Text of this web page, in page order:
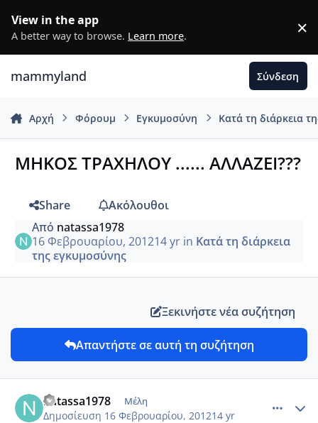
View in the app
A better way to browse. Learn more. ×
mammyland Σύνδεση
Αρχή Φόρουμ Εγκυμοσύνη Κατά τη διάρκεια
ΜΗΚΟΣ ΤΡΑΧΗΛΟΥ ...... ΑΛΛΑΖΕΙ???
Share
Ακόλουθοι
Από natassa1978
16 Φεβρουαρίου, 201214 yrin Κατά τη διάρκεια
της εγκυμοσύνης
Ξεκινήστε νέα συζήτηση
Απαντήστε σε αυτή τη συζήτηση
natassa1978 Μέλη
Δημοσίευση 16 Φεβρουαρίου, 201214 yr